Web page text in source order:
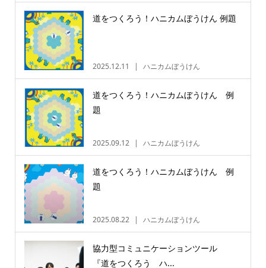
道をつくろう！ハニカムぼうけん 例題
2025.12.11 ハニカムぼうけん
道をつくろう！ハニカムぼうけん 例
題
2025.09.12 ハニカムぼうけん
道をつくろう！ハニカムぼうけん 例
題
2025.08.22 ハニカムぼうけん
協力型コミュニケーションツール
『道をつくろう ハ...